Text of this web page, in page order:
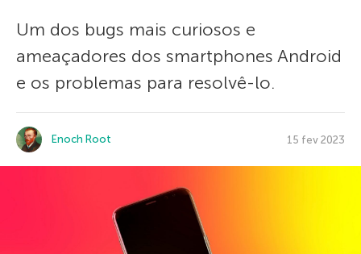
Um dos bugs mais curiosos e
ameaçadores dos smartphones Android
e os problemas para resolvê-lo.
Enoch Root 15 fev 2023